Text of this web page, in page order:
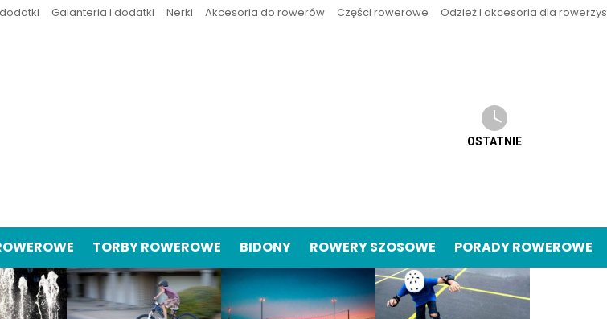
Galanteria i dodatki Nerki Akcesoria do rowerów Części rowerowe Odzież i akcesoria dla
OSTATNIE
TORBY ROWEROWE BIDONY ROWERY SZOSOWE PORADY ROWEROWE